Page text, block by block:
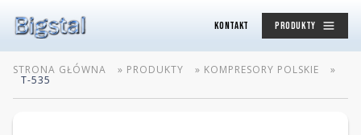
KONTAKT PRODUKTY
STRONA GŁÓWNA » PRODUKTY » KOMPRESORY POLSKIE »
T-535